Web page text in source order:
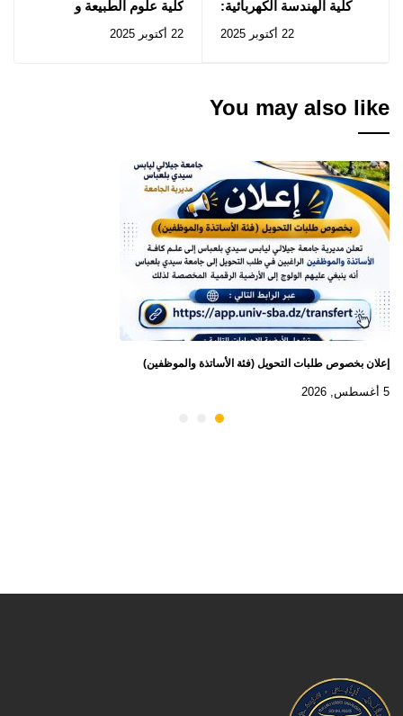
كلية الهندسة الكهربائية:
إعلان عن المنح المؤقت
للصفقة الخاصة
22 أكتوبر 2025
كلية علوم الطبيعة و
الحياة: إعلان عن عدم
جدوى الإستشارة رقم
22 أكتوبر 2025
You may also like
إعلان بخصوص طلبات التحويل (فئة الأساتذة والموظفين)
5 أغسطس, 2026